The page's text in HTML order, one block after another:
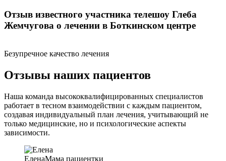
Отзыв известного участника телешоу Глеба
Жемчугова о лечении в Боткинском центре
Безупречное качество лечения
Отзывы наших пациентов
Наша команда высококвалифицированных специалистов
работает в тесном взаимодействии с каждым пациентом,
создавая индивидуальный план лечения, учитывающий не
только медицинские, но и психологические аспекты
зависимости.
ЕленаМама пациентки